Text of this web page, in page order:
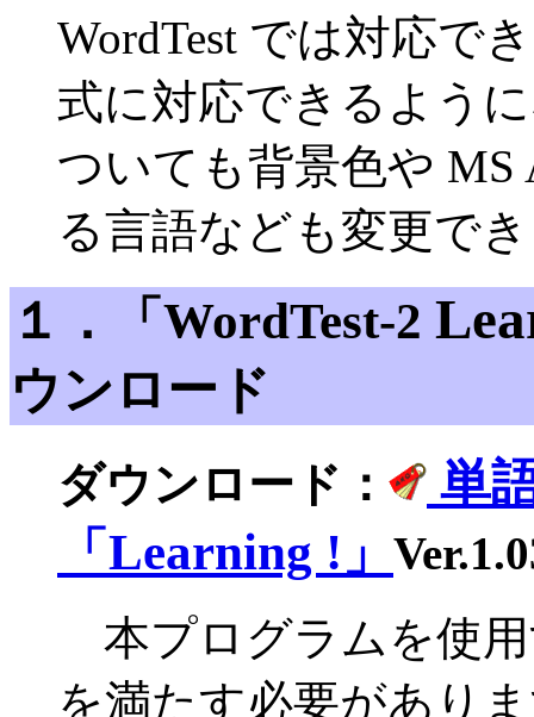
WordTest では対応で
式に対応できるよう
ついても背景色や MS
る言語なども変更で
１．「WordTest-2
ウンロード
ダウンロード：
単
「Learning !」
本プログラムを使
を満たす必要があり